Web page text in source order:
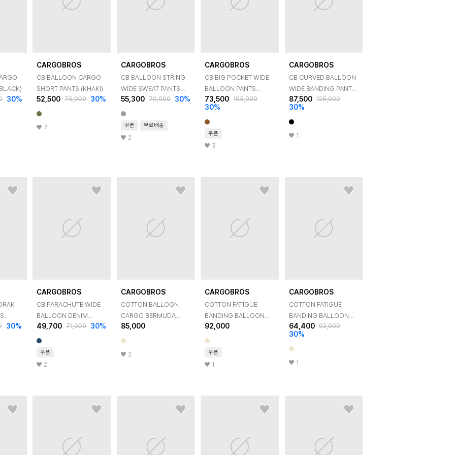
PANTS (BLACK)
30%
CARGOBROS
CB BALLOON CARGO
SHORT PANTS (KHAKI)
52,500 75,000 30%
7
CARGOBROS
CB BALLOON STRING
WIDE SWEAT PANTS
(GRAY)
55,300 79,000 30%
쿠폰 무료배송
2
CARGOBROS
CB BIG POCKET WIDE
BALLOON PANTS
(BURGUNDY)
73,500 105,000
30%
쿠폰
3
CARGOBROS
CB CURVED BALLOON
WIDE BANDING PANTS
(BLACK)
87,500 125,000
30%
1
30%
CARGOBROS
CB PARACHUTE WIDE
BALLOON DENIM
PANTS (BLUE)
49,700 71,000 30%
쿠폰
2
CARGOBROS
COTTON BALLOON
CARGO BERMUDA
PANTS (BEIGE)
85,000
2
CARGOBROS
COTTON FATIGUE
BANDING BALLOON
PANTS (BEIGE)
92,000
쿠폰
1
CARGOBROS
COTTON FATIGUE
BANDING BALLOON
PANTS (IVORY)
64,400 92,000
30%
1